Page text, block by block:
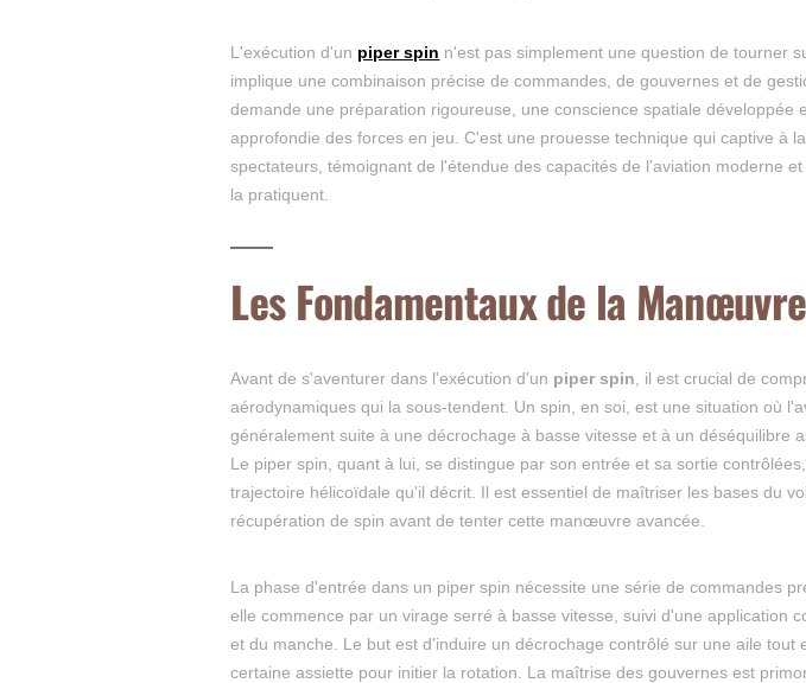
L'exécution d'un piper spin n'est pas simplement une question de tourner
implique une combinaison précise de commandes, de gouvernes et de
demande une préparation rigoureuse, une conscience spatiale développée
approfondie des forces en jeu. C'est une prouesse technique qui captive à
spectateurs, témoignant de l'étendue des capacités de l'aviation moderne
la pratiquent.
Les Fondamentaux de la Manœuvre
Avant de s'aventurer dans l'exécution d'un piper spin , il est crucial de
aérodynamiques qui la sous-tendent. Un spin, en soi, est une situation où
généralement suite à une décrochage à basse vitesse et à un déséquilibre
Le piper spin, quant à lui, se distingue par son entrée et sa sortie
trajectoire hélicoïdale qu'il décrit. Il est essentiel de maîtriser les bases du
récupération de spin avant de tenter cette manœuvre avancée.
La phase d'entrée dans un piper spin nécessite une série de commandes
elle commence par un virage serré à basse vitesse, suivi d'une application
et du manche. Le but est d'induire un décrochage contrôlé sur une aile tout
certaine assiette pour initier la rotation. La maîtrise des gouvernes est